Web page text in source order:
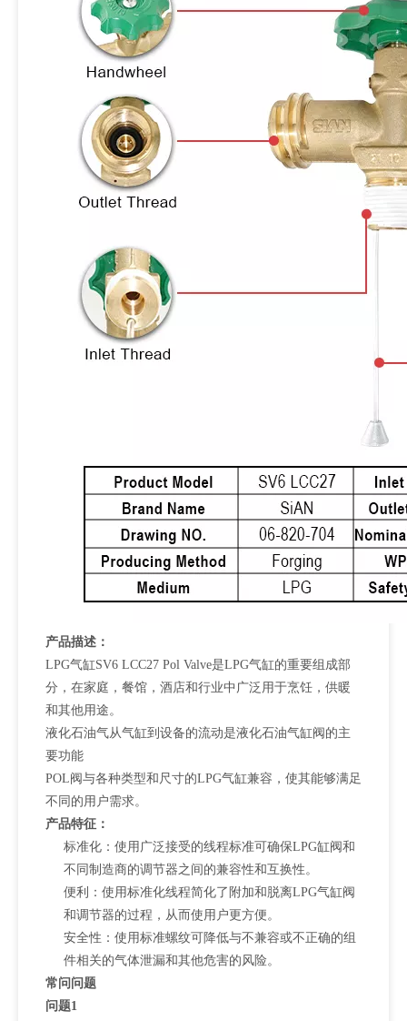
产品描述：
LPG气缸SV6 LCC27 Pol Valve是LPG气缸的重要组成部
分，在家庭，餐馆，酒店和行业中广泛用于烹饪，供暖
和其他用途。
液化石油气从气缸到设备的流动是液化石油气缸阀的主
要功能
POL阀与各种类型和尺寸的LPG气缸兼容，使其能够满足
不同的用户需求。
产品特征：
标准化：使用广泛接受的线程标准可确保LPG缸阀和
不同制造商的调节器之间的兼容性和互换性。
便利：使用标准化线程简化了附加和脱离LPG气缸阀
和调节器的过程，从而使用户更方便。
安全性：使用标准螺纹可降低与不兼容或不正确的组
件相关的气体泄漏和其他危害的风险。
常问问题
问题1